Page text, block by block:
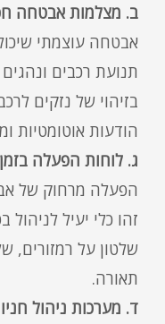
ב. מצלמות אבטחה
אבטחה עוצמתי
תנועת רכבים ונהגים
בזיהוי של נזקים
הודעות אוטומטיות
ג. לוחות הפעלה
הפעלה מרחוק של
זהו כלי יעיל
שלטון על רמזורים,
תאורה.
ד. מערכות ניהול